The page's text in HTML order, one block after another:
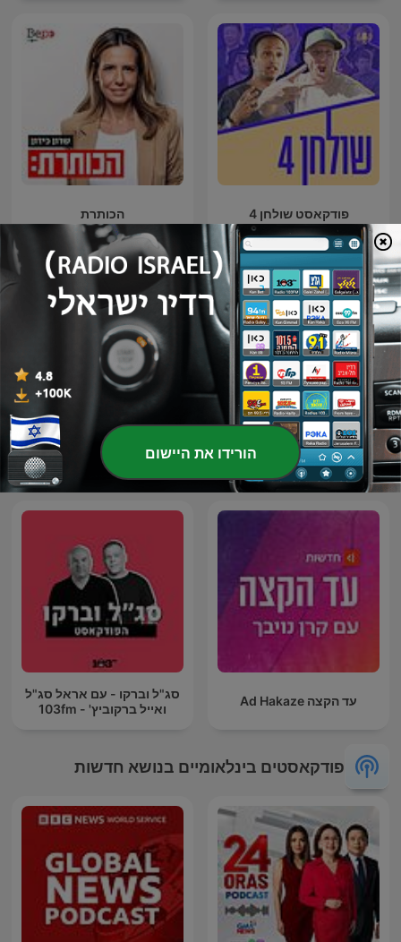
פודקאסט שולחן 4 הכותרת
חוץ לארץ השבוע - פודקאסט הארץ
עד הקצה Ad Hakaze
סג"ל וברקו - עם אראל סג"ל
ואייל ברקוביץ' - 103fm
פודקאסטים בינלאומיים בנושא חדשות
הורידו את היישום